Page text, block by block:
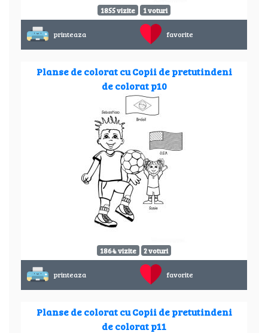
1855 vizite 1 voturi
printeaza favorite
Planse de colorat cu Copii de pretutindeni
de colorat p10
1864 vizite 2 voturi
printeaza favorite
Planse de colorat cu Copii de pretutindeni
de colorat p11